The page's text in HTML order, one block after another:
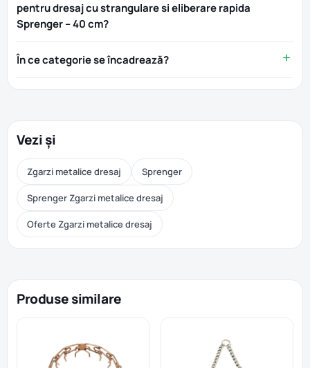
pentru dresaj cu strangulare si eliberare rapida
Sprenger – 40 cm?
În ce categorie se încadrează?
Vezi și
Zgarzi metalice dresaj Sprenger
Sprenger Zgarzi metalice dresaj
Oferte Zgarzi metalice dresaj
Produse similare